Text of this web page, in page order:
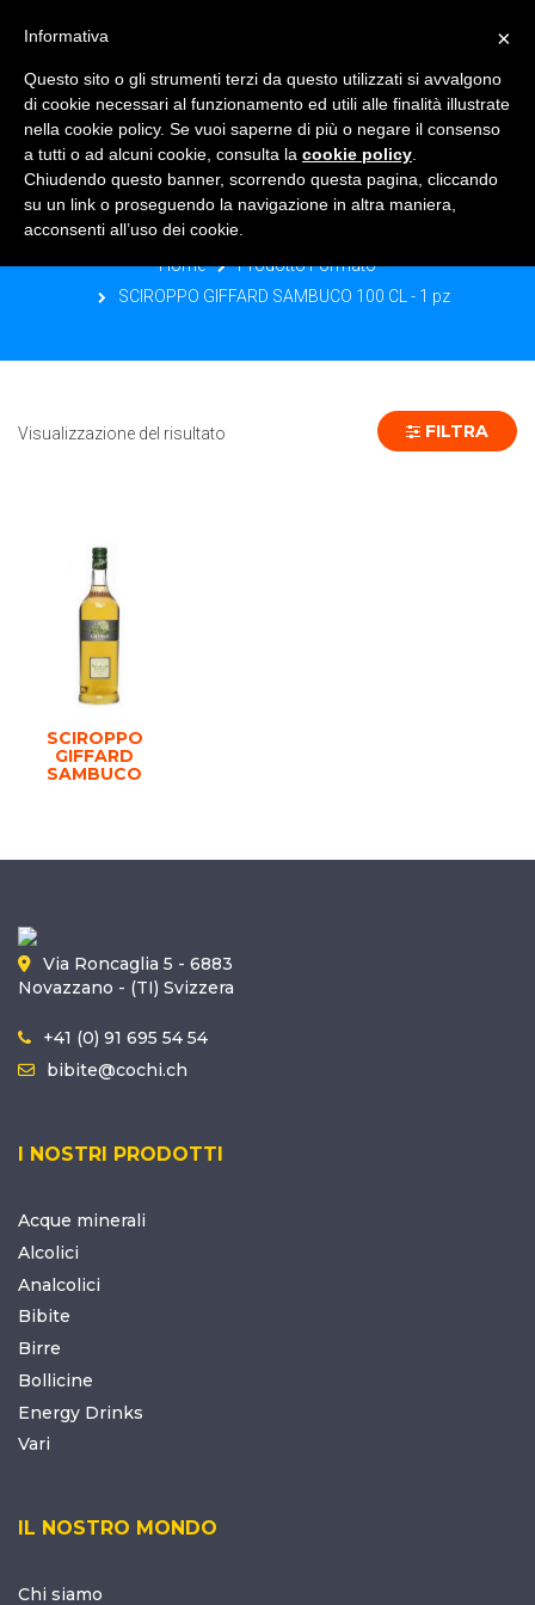
SCIROPPO GIFFARD SAMBUCO 100
CL - 1 PZ
Home
Prodotto Formato
SCIROPPO GIFFARD SAMBUCO 100 CL - 1 pz
Visualizzazione del risultato FILTRA
SCIROPPO
GIFFARD
SAMBUCO
Via Roncaglia 5 - 6883
Novazzano - (TI) Svizzera
+41 (0) 91 695 54 54
bibite@cochi.ch
I NOSTRI PRODOTTI
Acque minerali
Alcolici
Analcolici
Bibite
Birre
Bollicine
Energy Drinks
Vari
IL NOSTRO MONDO
Chi siamo
×
Informativa
Questo sito o gli strumenti terzi da questo utilizzati si avvalgono
di cookie necessari al funzionamento ed utili alle finalità illustrate
nella cookie policy. Se vuoi saperne di più o negare il consenso
a tutti o ad alcuni cookie, consulta la cookie policy
Chiudendo questo banner, scorrendo questa pagina, cliccando
su un link o proseguendo la navigazione in altra maniera,
acconsenti all’uso dei cookie.